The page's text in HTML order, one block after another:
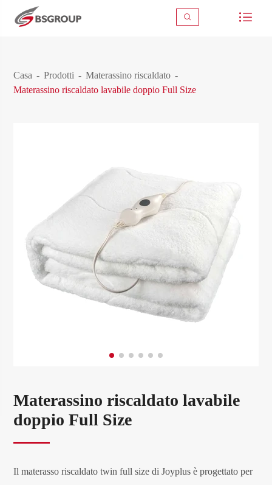
 
Casa Prodotti
Materassino riscaldato
Materassino riscaldato lavabile doppio Full Size
Materassino riscaldato lavabile
doppio Full Size
Il materasso riscaldato twin full size di Joyplus è progettato per